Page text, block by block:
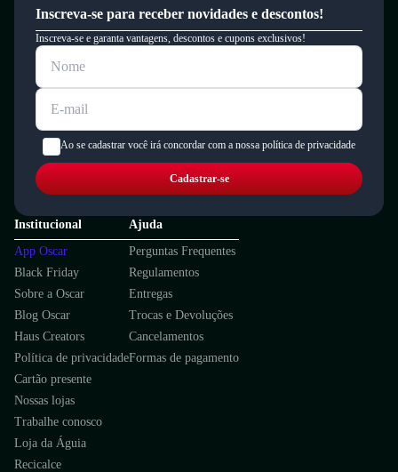
Inscreva-se para receber novidades e descontos!
Inscreva-se e garanta vantagens, descontos e cupons exclusivos!
Ao se cadastrar você irá concordar com a nossa política de privacidade
Cadastrar-se
Institucional
App Oscar
Black Friday
Sobre a Oscar
Blog Oscar
Haus Creators
Política de privacidade
Cartão presente
Nossas lojas
Trabalhe conosco
Loja da Águia
Recicalce
Ajuda
Perguntas Frequentes
Regulamentos
Entregas
Trocas e Devoluções
Cancelamentos
Formas de pagamento